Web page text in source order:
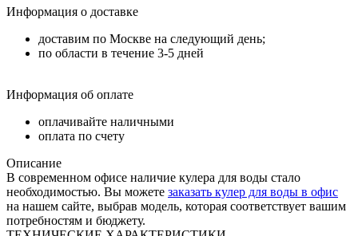
Информация о доставке
доставим по Москве на следующий день;
по области в течение 3-5 дней
Информация об оплате
оплачивайте наличными
оплата по счету
Описание
В современном офисе наличие кулера для воды стало
необходимостью. Вы можете заказать кулер для воды в офис
на нашем сайте, выбрав модель, которая соответствует вашим
потребностям и бюджету.